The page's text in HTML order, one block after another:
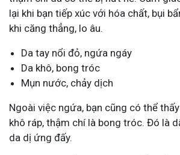
lại khi bạn tiếp xúc với hóa chất, bụi
khi căng thẳng, lo âu.
Da tay nổi đỏ, ngứa ngáy
Da khô, bong tróc
Mụn nước, chảy dịch
Ngoài việc ngứa, bạn cũng có thể
khô ráp, thậm chí là bong tróc. Đó là
da dị ứng đấy.